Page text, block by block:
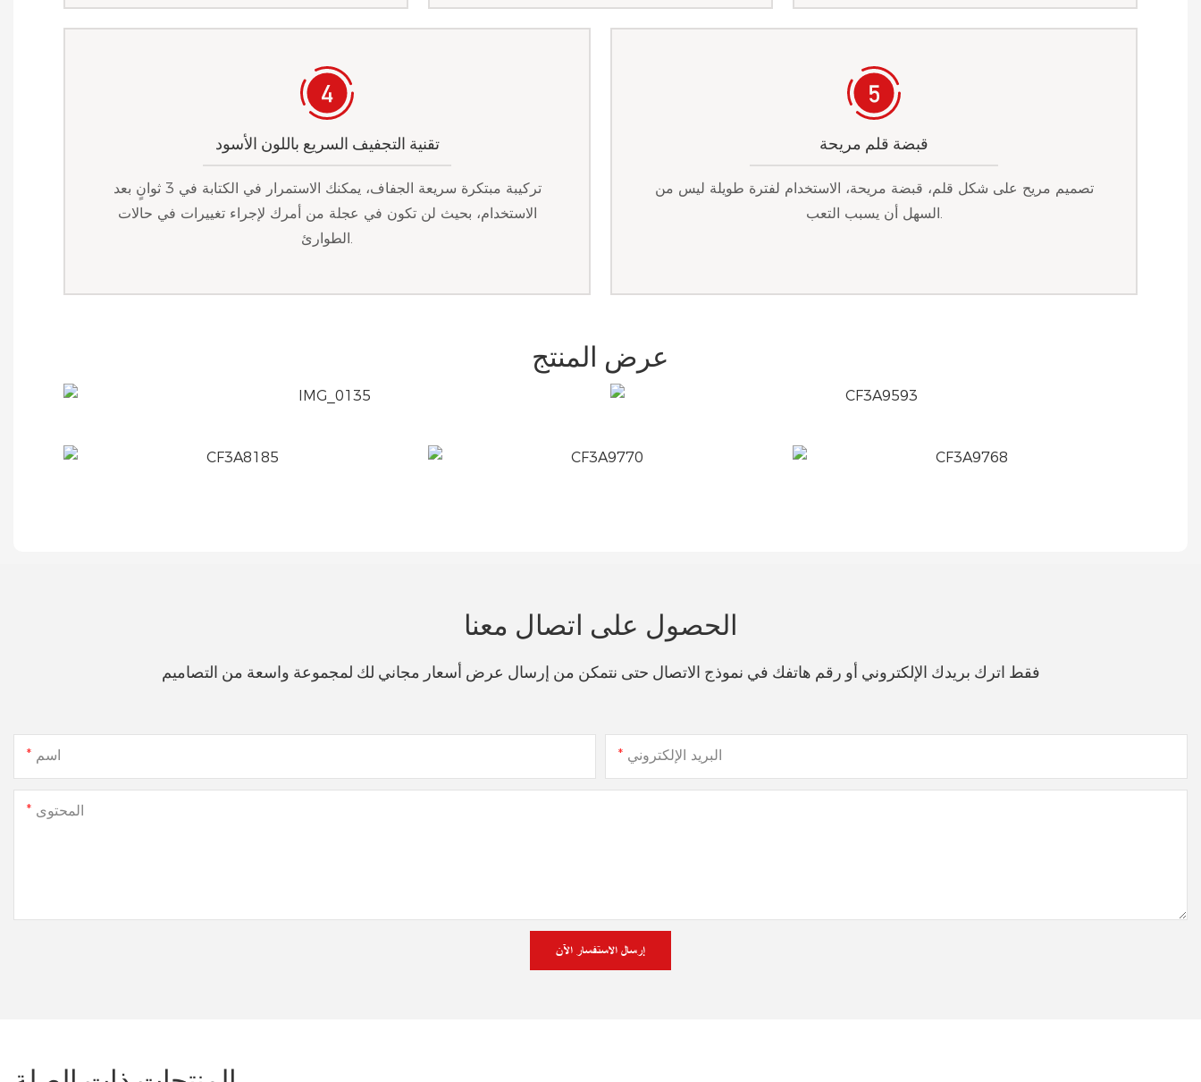
تقنية التجفيف السريع باللون الأسود
تركيبة مبتكرة سريعة الجفاف، يمكنك الاستمرار في الكتابة في 3 ثوانٍ بعد
الاستخدام، بحيث لن تكون في عجلة من أمرك لإجراء تغييرات في حالات
الطوارئ.
قبضة قلم مريحة
تصميم مريح على شكل قلم، قبضة مريحة، الاستخدام لفترة طويلة ليس من
السهل أن يسبب التعب.
عرض المنتج
الحصول على اتصال معنا
فقط اترك بريدك الإلكتروني أو رقم هاتفك في نموذج الاتصال حتى نتمكن من إرسال عرض أسعار مجاني لك لمجموعة واسعة من التصاميم
اسم البريد الإلكتروني
المحتوى
إرسال الاستفسار الآن